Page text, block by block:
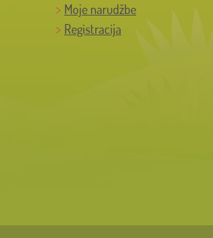
Moje narudžbe
Registracija